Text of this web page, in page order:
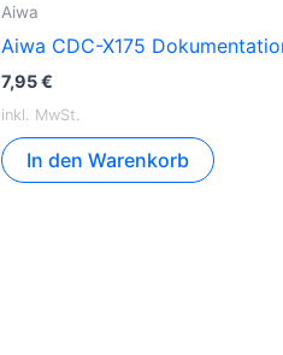
Aiwa
Aiwa CDC-X175
7,95€
inkl. MwSt.
In den Warenkorb